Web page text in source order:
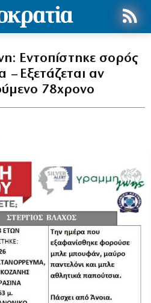
Εντοπίστηκε σορός
Εξετάζεται αν
78χρονο